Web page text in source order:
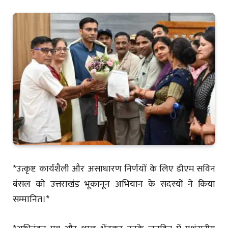
*उत्कृष्ट कार्यशैली और असाधारण निर्णयों के लिए डीएम सविन
बंसल को उत्तराखंड भूकानून अभियान के सदस्यों ने किया
सम्मानित।*